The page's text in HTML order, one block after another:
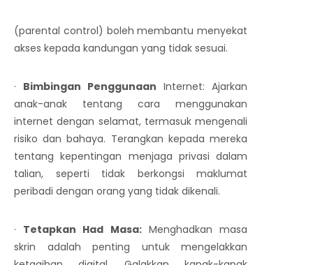
(parental control) boleh membantu menyekat
akses kepada kandungan yang tidak sesuai.
· Bimbingan Penggunaan Internet: Ajarkan
anak-anak tentang cara menggunakan
internet dengan selamat, termasuk mengenali
risiko dan bahaya. Terangkan kepada mereka
tentang kepentingan menjaga privasi dalam
talian, seperti tidak berkongsi maklumat
peribadi dengan orang yang tidak dikenali.
· Tetapkan Had Masa:Menghadkan masa
skrin adalah penting untuk mengelakkan